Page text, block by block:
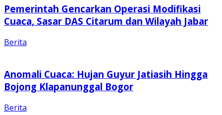
Pemerintah Gencarkan Operasi Modifikasi
Cuaca, Sasar DAS Citarum dan Wilayah Jabar
Berita
Anomali Cuaca: Hujan Guyur Jatiasih Hingga
Bojong Klapanunggal Bogor
Berita